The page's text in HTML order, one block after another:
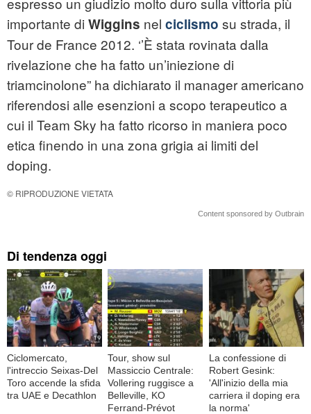
importante di Wiggins nel ciclismo su strada, il
Tour de France 2012. ‘’È stata rovinata dalla
rivelazione che ha fatto un’iniezione di
triamcinolone” ha dichiarato il manager americano
riferendosi alle esenzioni a scopo terapeutico a
cui il Team Sky ha fatto ricorso in maniera poco
etica finendo in una zona grigia ai limiti del
doping.
© RIPRODUZIONE VIETATA
Content sponsored by Outbrain
Di tendenza oggi
Ciclomercato,
l'intreccio Seixas-Del
Toro accende la sfida
tra UAE e Decathlon
Tour, show sul
Massiccio Centrale:
Vollering ruggisce a
Belleville, KO
Ferrand-Prévot
La confessione di
Robert Gesink:
'All'inizio della mia
carriera il doping era
la norma'